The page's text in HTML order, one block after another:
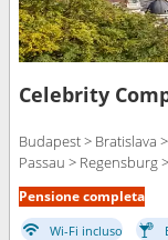
Celebrity
Budapest > Bratislava
Passau > Regensburg
Pensione completa
Wi-Fi incluso